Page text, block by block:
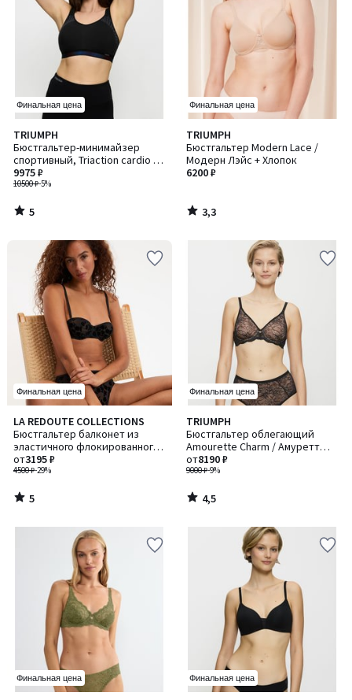
Финальная цена
TRIUMPH
Бюстгальтер-минимайзер
спортивный, Triaction cardio /
Триекшн Кардио
10500 ₽-5%
9975 ₽
5
/
5
5
/
Финальная цена
TRIUMPH
Бюстгальтер Modern Lace /
Модерн Лэйс + Хлопок
6200 ₽
3,3
/ 5
3,3
/
Финальная цена
LA REDOUTE COLLECTIONS
Бюстгальтер балконет из
эластичного флокированного
тюля, DAHLIA / ДАЛИЯ
4500 ₽-29%
от3195 ₽
5
/
5
5
/
Финальная цена
TRIUMPH
Бюстгальтер облегающий
Amourette Charm / Амуретт
Шарм
9000 ₽-9%
от8190 ₽
4,5
/ 5
4,5
/
Финальная цена Финальная цена